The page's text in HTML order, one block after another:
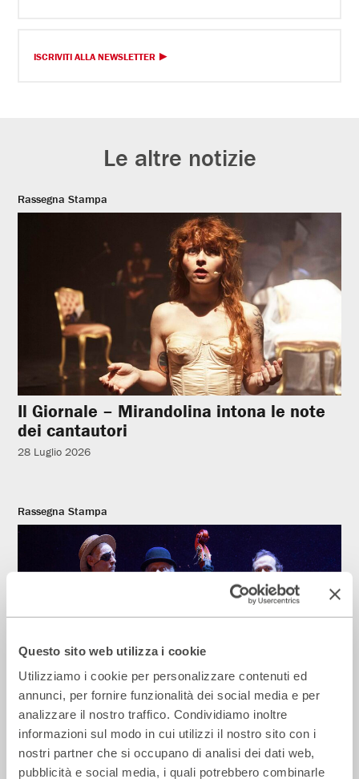
Questo sito web utilizza i cookie
Utilizziamo i cookie per personalizzare contenuti ed
annunci, per fornire funzionalità dei social media e per
analizzare il nostro traffico. Condividiamo inoltre
informazioni sul modo in cui utilizzi il nostro sito con i
nostri partner che si occupano di analisi dei dati web,
pubblicità e social media, i quali potrebbero combinarle
ISCRIVITI ALLA NEWSLETTER
Le altre notizie
Rassegna Stampa
Il Giornale – Mirandolina intona le note
dei cantautori
28 Luglio 2026
Rassegna Stampa
La Repubblica – In scena gli eroi di
strada secondo Raffaele Viviani
14 Luglio 2026